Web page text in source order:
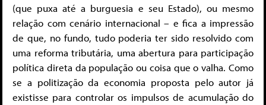
(que puxa até a burguesia e seu Estado), ou mesmo
relação com cenário internacional – e fica a impressão
de que, no fundo, tudo poderia ter sido resolvido com
uma reforma tributária, uma abertura para participação
política direta da população ou coisa que o valha. Como
se a politização da economia proposta pelo autor já
existisse para controlar os impulsos de acumulação do